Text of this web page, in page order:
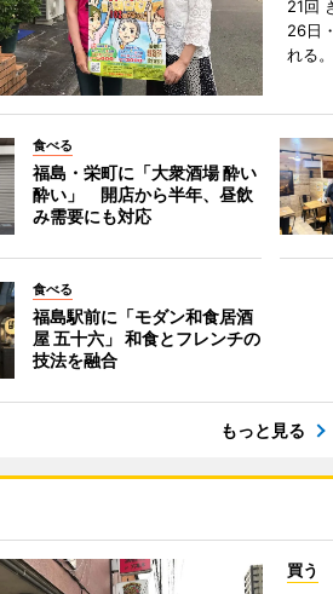
21回
26日
れる。
食べる
福島・栄町に「大衆酒場 酔い
酔い」 開店から半年、昼飲
み需要にも対応
食べる
福島駅前に「モダン和食居酒
屋 五十六」 和食とフレンチの
技法を融合
もっと見る
買う